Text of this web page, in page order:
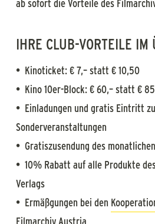
ab sofort die Vorteile des
IHRE CLUB-VORTEILE IM
• Kinoticket: € 7,– statt € 10,50
• Kino 10er-Block: € 60,– statt €
• Einladungen und gratis Eintritt
Sonderveranstaltungen
• Gratiszusendung des
• 10% Rabatt auf alle Produkte
Verlags
• Ermäßgungen bei den
Filmarchiv Austria